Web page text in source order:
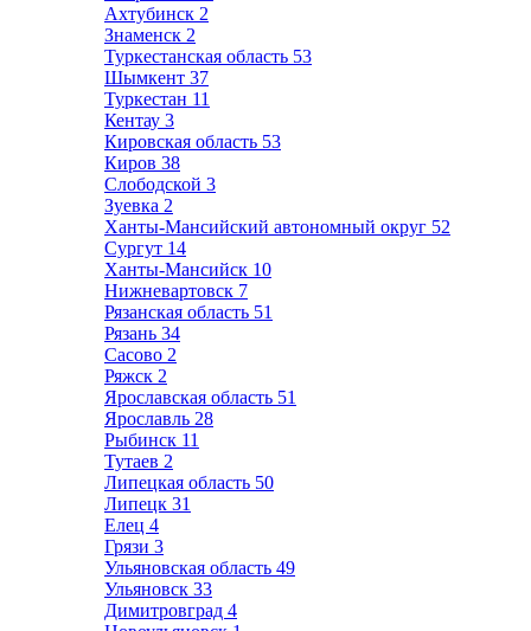
Ахтубинск 2
Знаменск 2
Туркестанская область 53
Шымкент 37
Туркестан 11
Кентау 3
Кировская область 53
Киров 38
Слободской 3
Зуевка 2
Ханты-Мансийский автономный округ 52
Сургут 14
Ханты-Мансийск 10
Нижневартовск 7
Рязанская область 51
Рязань 34
Сасово 2
Ряжск 2
Ярославская область 51
Ярославль 28
Рыбинск 11
Тутаев 2
Липецкая область 50
Липецк 31
Елец 4
Грязи 3
Ульяновская область 49
Ульяновск 33
Димитровград 4